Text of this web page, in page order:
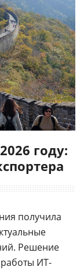
году:
получила
Решение
ИТ-